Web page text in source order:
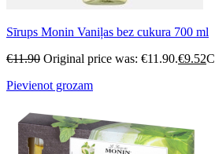
Sīrups Monin Vaniļas bez cukura 700 ml
€11.90 Original price was: €11.90.€9.52
Pievienot grozam